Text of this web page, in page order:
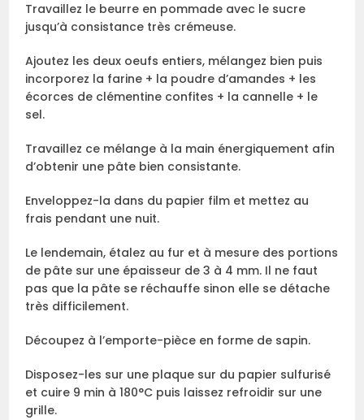
Travaillez le beurre en pommade avec le sucre
jusqu’à consistance très crémeuse.
Ajoutez les deux oeufs entiers, mélangez bien puis
incorporez la farine + la poudre d’amandes + les
écorces de clémentine confites + la cannelle + le
sel.
Travaillez ce mélange à la main énergiquement afin
d’obtenir une pâte bien consistante.
Enveloppez-la dans du papier film et mettez au
frais pendant une nuit.
Le lendemain, étalez au fur et à mesure des portions
de pâte sur une épaisseur de 3 à 4 mm. Il ne faut
pas que la pâte se réchauffe sinon elle se détache
très difficilement.
Découpez à l’emporte-pièce en forme de sapin.
Disposez-les sur une plaque sur du papier sulfurisé
et cuire 9 min à 180°C puis laissez refroidir sur une
grille.